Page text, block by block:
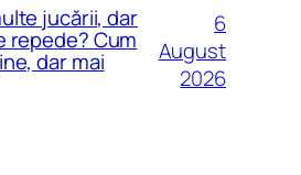
jucării, dar
repede? Cum
dar mai
6
August
2026